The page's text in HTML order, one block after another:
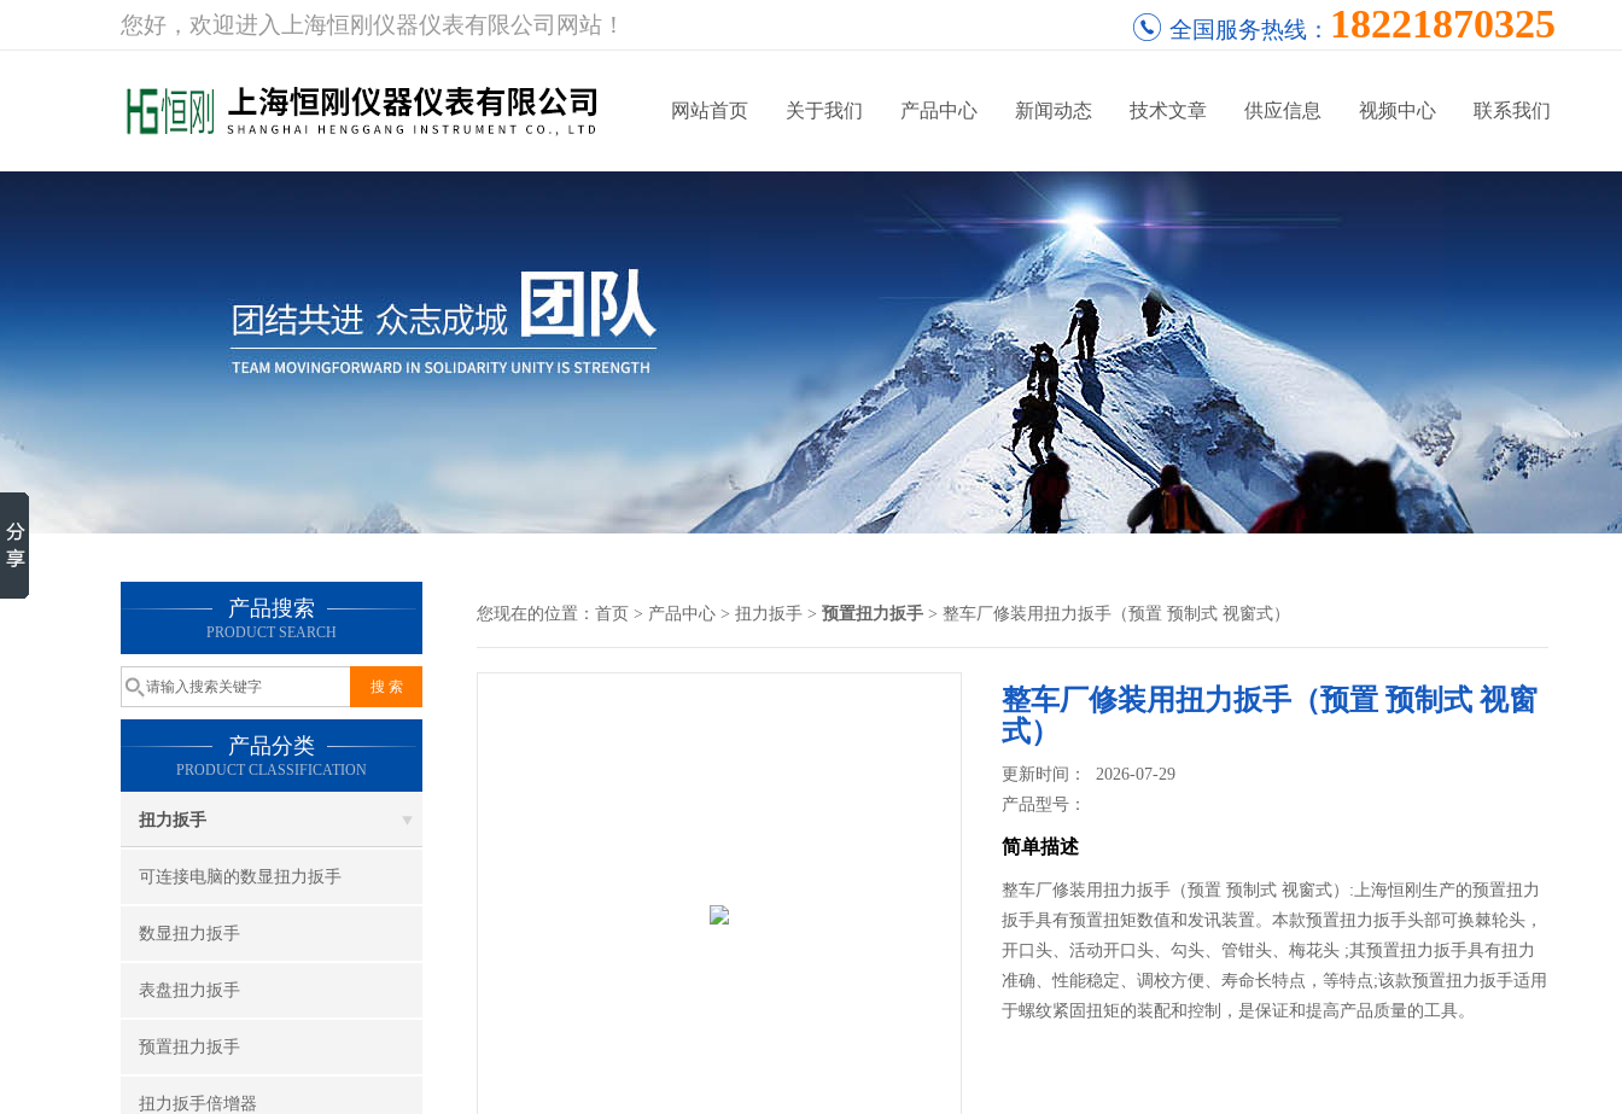
您好，欢迎进入上海恒刚仪器仪表有限公司网站！ 全国服务热线： 18221870325
网站首页 关于我们 产品中心 新闻动态 技术文章 供应信息 视频中心 联系我们
产品搜索
PRODUCT SEARCH
产品分类
PRODUCT CLASSIFICATION
扭力扳手
可连接电脑的数显扭力扳手
数显扭力扳手
表盘扭力扳手
预置扭力扳手
扭力扳手倍增器
您现在的位置： 首页 > 产品中心 > 扭力扳手 > 预置扭力扳手 > 整车厂修装用扭力扳手（预置 预制式 视窗式）
整车厂修装用扭力扳手（预置 预制式 视窗
式）
更新时间： 2026-07-29
产品型号：
简单描述
整车厂修装用扭力扳手（预置 预制式 视窗式）:上海恒刚生产的预置扭力
扳手具有预置扭矩数值和发讯装置。本款预置扭力扳手头部可换棘轮头，
开口头、活动开口头、勾头、管钳头、梅花头 ;其预置扭力扳手具有扭力
准确、性能稳定、调校方便、寿命长特点，等特点;该款预置扭力扳手适用
于螺纹紧固扭矩的装配和控制，是保证和提高产品质量的工具。